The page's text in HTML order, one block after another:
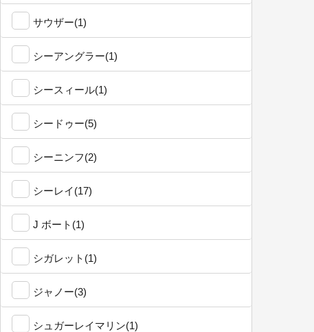
サウザー(1)
シーアングラー(1)
シースィール(1)
シードゥー(5)
シーニンフ(2)
シーレイ(17)
J ボート(1)
シガレット(1)
ジャノー(3)
シュガーレイマリン(1)